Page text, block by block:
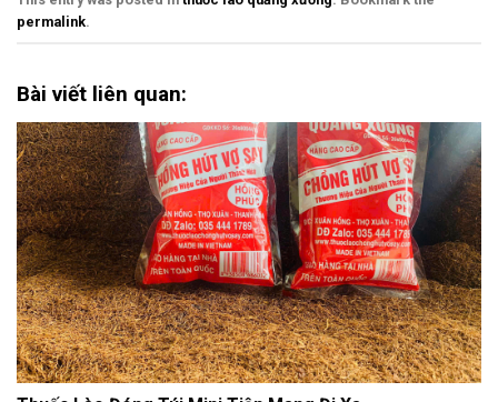
permalink.
Bài viết liên quan: